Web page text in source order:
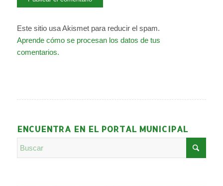
Este sitio usa Akismet para reducir el spam.
Aprende cómo se procesan los datos de tus
comentarios.
ENCUENTRA EN EL PORTAL MUNICIPAL